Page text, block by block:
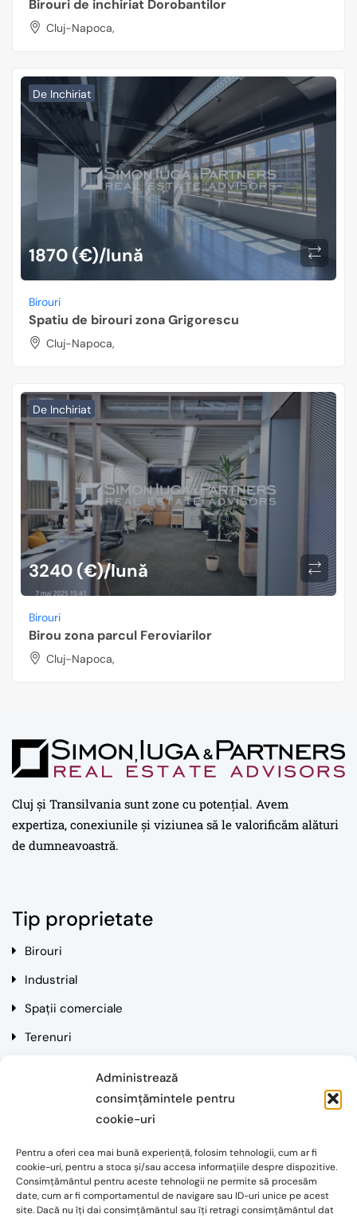
Administrează
consimțămintele pentru
cookie-uri
Pentru a oferi cea mai bună experiență, folosim tehnologii, cum ar fi
cookie-uri, pentru a stoca și/sau accesa informațiile despre dispozitive.
Consimțământul pentru aceste tehnologii ne permite să procesăm
date, cum ar fi comportamentul de navigare sau ID-uri unice pe acest
site. Dacă nu îți dai consimțământul sau îți retragi consimțământul dat
Birouri de inchiriat Dorobantilor
Cluj-Napoca,
De Inchiriat
1870 (€)/lună
Birouri
Spatiu de birouri zona Grigorescu
Cluj-Napoca,
De Inchiriat
3240 (€)/lună
Birouri
Birou zona parcul Feroviarilor
Cluj-Napoca,
Cluj și Transilvania sunt zone cu potențial. Avem
expertiza, conexiunile și viziunea să le valorificăm alături
de dumneavoastră.
Tip proprietate
Birouri
Industrial
Spații comerciale
Terenuri
Cluj-Napoca, Str. Mihai Eminescu, Nr. 3, Et. 3
Email: alin.mantoiu@simonpartners.ro